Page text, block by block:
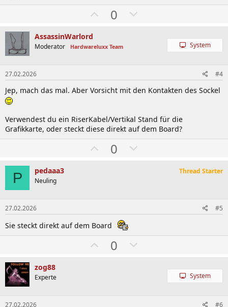
W
l
e
0
h
e
n
AssassinWarlord
Moderator Hardwareluxx Team System
27.02.2026 #4
Jep, mach das mal. Aber Vorsicht mit den Kontakten des Sockel
Verwendest du ein RiserKabel/Vertikal Stand für die
Grafikkarte, oder steckt diese direkt auf dem Board?
W
e
0
h
n
P pedaaa3
Neuling
Thread Starter
27.02.2026 #5
Sie steckt direkt auf dem Board
W
e
0
h
zog88
Experte System
27.02.2026 #6